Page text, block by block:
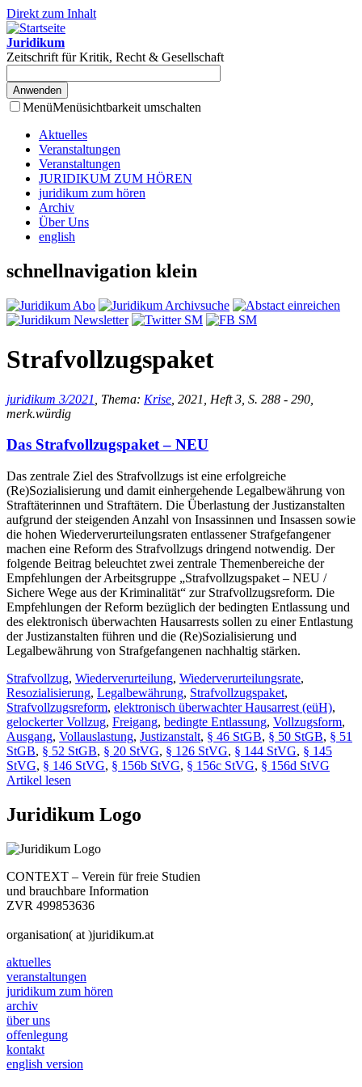
Direkt zum Inhalt
Juridikum
Zeitschrift für Kritik, Recht & Gesellschaft
MenüMenüsichtbarkeit umschalten
Aktuelles
Veranstaltungen
Veranstaltungen
JURIDIKUM ZUM HÖREN
juridikum zum hören
Archiv
Über Uns
english
schnellnavigation klein
Strafvollzugspaket
juridikum 3/2021 , Thema: Krise , 2021, Heft 3, S. 288 - 290,
merk.würdig
Das Strafvollzugspaket – NEU
Das zentrale Ziel des Strafvollzugs ist eine erfolgreiche
(Re)Sozialisierung und damit einhergehende Legalbewährung von
Straftäterinnen und Straftätern. Die Überlastung der Justizanstalten
aufgrund der steigenden Anzahl von Insassinnen und Insassen sowie
die hohen Wiederverurteilungsraten entlassener Strafgefangener
machen eine Reform des Strafvollzugs dringend notwendig. Der
folgende Beitrag beleuchtet zwei zentrale Themenbereiche der
Empfehlungen der Arbeitsgruppe „Strafvollzugspaket – NEU /
Sichere Wege aus der Kriminalität“ zur Strafvollzugsreform. Die
Empfehlungen der Reform bezüglich der bedingten Entlassung und
des elektronisch überwachten Hausarrests sollen zu einer Entlastung
der Justizanstalten führen und die (Re)Sozialisierung und
Legalbewährung von Strafgefangenen nachhaltig stärken.
Strafvollzug, Wiederverurteilung, Wiederverurteilungsrate,
Resozialisierung, Legalbewährung, Strafvollzugspaket,
Strafvollzugsreform, elektronisch überwachter Hausarrest (eüH),
gelockerter Vollzug, Freigang, bedingte Entlassung, Vollzugsform,
Ausgang, Vollauslastung, Justizanstalt, § 46 StGB, § 50 StGB, § 51
StGB, § 52 StGB, § 20 StVG, § 126 StVG, § 144 StVG, § 145
StVG, § 146 StVG, § 156b StVG, § 156c StVG, § 156d StVG
Artikel lesen
Juridikum Logo
CONTEXT – Verein für freie Studien
und brauchbare Information
ZVR 499853636
organisation( at )juridikum.at
aktuelles
veranstaltungen
juridikum zum hören
archiv
über uns
offenlegung
kontakt
english version